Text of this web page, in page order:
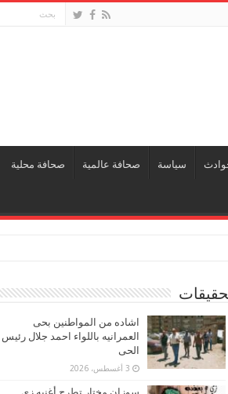
سياسة صحافة عالمية صحافة محلية
اشاده من المواطنين بحى
العمرانيه باللواء احمد جلال رئيس
الحى
3 أغسطس، 2026